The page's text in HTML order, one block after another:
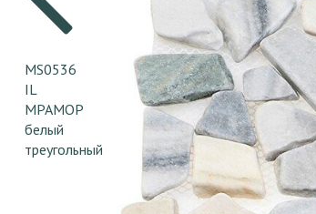
MS0536
IL
МРАМОР
белый
треугольный